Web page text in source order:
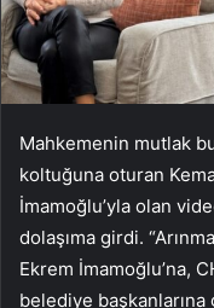
Mahkemenin mutlak
koltuğuna oturan
İmamoğlu’yla olan
dolaşıma girdi.
Ekrem İmamoğlu’na,
belediye başkanlarına